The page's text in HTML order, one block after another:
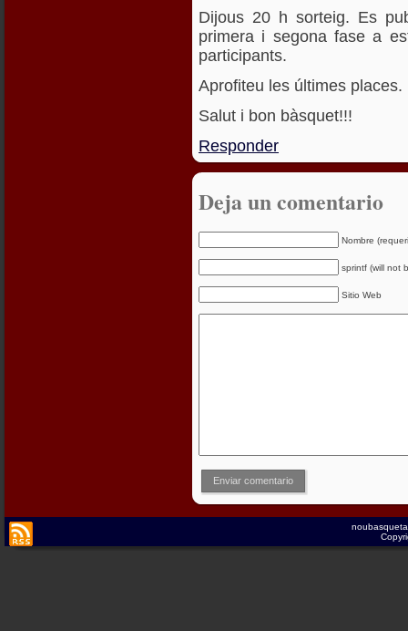
Dijous 20 h sorteig. Es
primera i segona fase a
participants.
Aprofiteu les últimes places.
Salut i bon bàsquet!!!
Responder
Deja un comentario
Nombre
sprintf (will not
Sitio Web
Enviar comentario